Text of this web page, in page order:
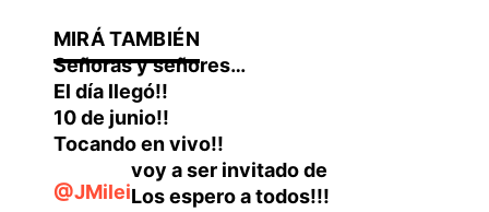
Señoras y señores…
El día llegó!!
10 de junio!!
Tocando en vivo!!
voy a ser invitado de
@JMileiLos espero a todos!!!